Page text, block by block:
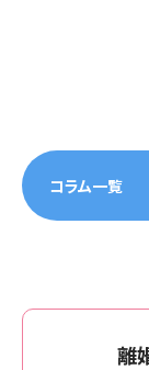
コラム一覧
離